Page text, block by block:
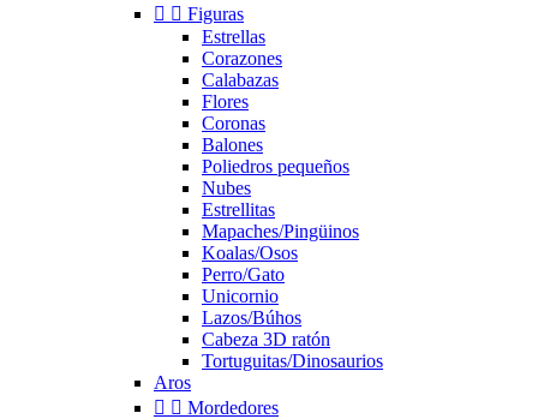
  Figuras
Estrellas
Corazones
Calabazas
Flores
Coronas
Balones
Poliedros pequeños
Nubes
Estrellitas
Mapaches/Pingüinos
Koalas/Osos
Perro/Gato
Unicornio
Lazos/Búhos
Cabeza 3D ratón
Tortuguitas/Dinosaurios
Aros
  Mordedores